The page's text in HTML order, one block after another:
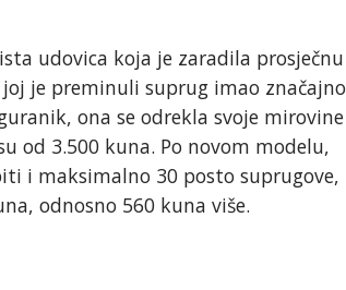
udovica koja je zaradila prosječnu
je preminuli suprug imao značajno
ona se odrekla svoje mirovine
od 3.500 kuna. Po novom modelu,
i maksimalno 30 posto suprugove,
odnosno 560 kuna više.